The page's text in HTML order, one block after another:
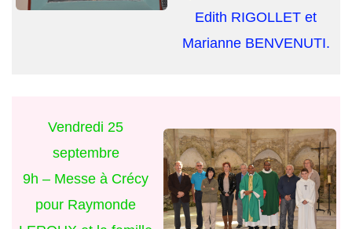
Edith RIGOLLET et
Marianne BENVENUTI.
Vendredi 25
septembre
9h – Messe à Crécy
pour Raymonde